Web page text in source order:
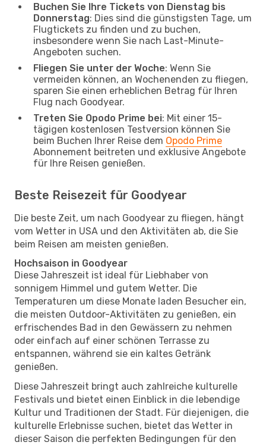
Buchen Sie Ihre Tickets von Dienstag bis
Donnerstag: Dies sind die günstigsten Tage, um
Flugtickets zu finden und zu buchen,
insbesondere wenn Sie nach Last-Minute-
Angeboten suchen.
Fliegen Sie unter der Woche: Wenn Sie
vermeiden können, an Wochenenden zu fliegen,
sparen Sie einen erheblichen Betrag für Ihren
Flug nach Goodyear.
Treten Sie Opodo Prime bei: Mit einer 15-
tägigen kostenlosen Testversion können Sie
beim Buchen Ihrer Reise dem Opodo Prime
Abonnement beitreten und exklusive Angebote
für Ihre Reisen genießen.
Beste Reisezeit für Goodyear
Die beste Zeit, um nach Goodyear zu fliegen, hängt
vom Wetter in USA und den Aktivitäten ab, die Sie
beim Reisen am meisten genießen.
Hochsaison in Goodyear
Diese Jahreszeit ist ideal für Liebhaber von
sonnigem Himmel und gutem Wetter. Die
Temperaturen um diese Monate laden Besucher ein,
die meisten Outdoor-Aktivitäten zu genießen, ein
erfrischendes Bad in den Gewässern zu nehmen
oder einfach auf einer schönen Terrasse zu
entspannen, während sie ein kaltes Getränk
genießen.
Diese Jahreszeit bringt auch zahlreiche kulturelle
Festivals und bietet einen Einblick in die lebendige
Kultur und Traditionen der Stadt. Für diejenigen, die
kulturelle Erlebnisse suchen, bietet das Wetter in
dieser Saison die perfekten Bedingungen für den